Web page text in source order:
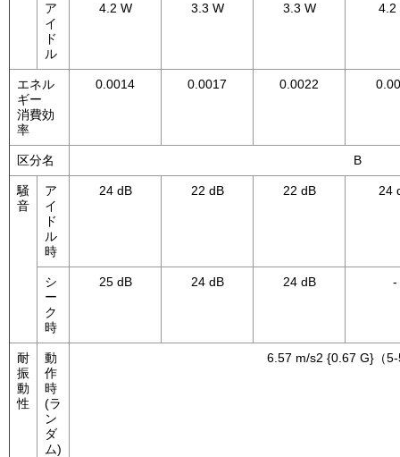
ア
イ
ド
ル
4.2 W 3.3 W 3.3 W 4.2
エネル
ギー
消費効
率
0.0014 0.0017 0.0022
区分名 B
騒
音
ア
イ
ド
ル
時
24 dB 22 dB 22 dB 24
シ
ー
ク
時
25 dB 24 dB 24 dB -
耐
振
動
性
動
作
時
(ラ
ン
ダ
ム)
6.57 m/s2 {0.67 G}（